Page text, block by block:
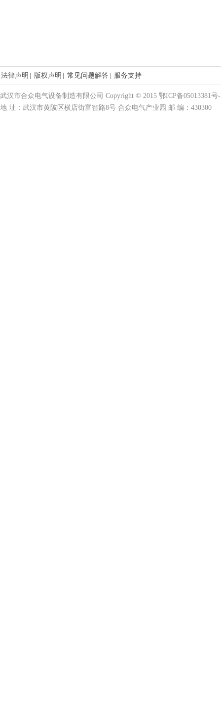
法律声明 版权声明 常见问题解答 服务支持
武汉市合众电气设备制造有限公司 Copyright © 2015 鄂ICP备05013381号
地 址：武汉市黄陂区横店街富智路8号 合众电气产业园 邮 编：430300